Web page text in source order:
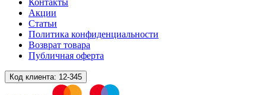
Контакты
Акции
Статьи
Политика конфиденциальности
Возврат товара
Публичная оферта
Код клиента: 12-345